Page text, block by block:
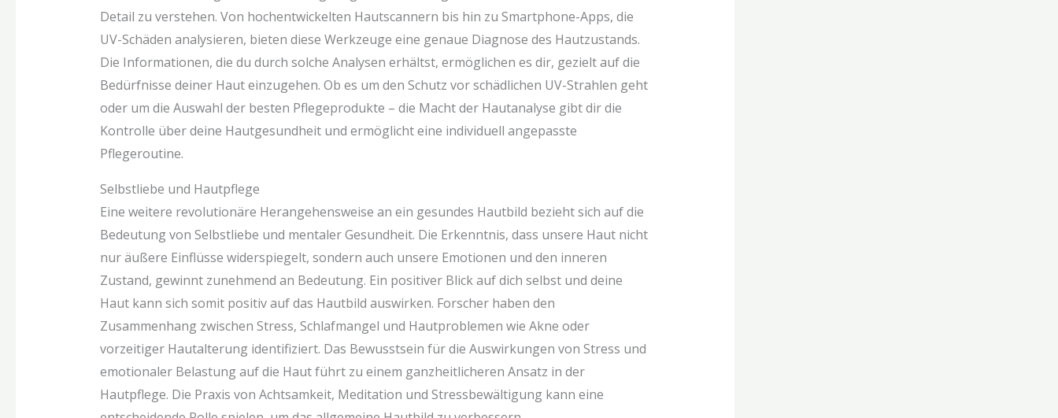
Detail zu verstehen. Von hochentwickelten Hautscannern bis hin zu Smartphone-Apps, die
UV-Schäden analysieren, bieten diese Werkzeuge eine genaue Diagnose des Hautzustands.
Die Informationen, die du durch solche Analysen erhältst, ermöglichen es dir, gezielt auf die
Bedürfnisse deiner Haut einzugehen. Ob es um den Schutz vor schädlichen UV-Strahlen geht
oder um die Auswahl der besten Pflegeprodukte – die Macht der Hautanalyse gibt dir die
Kontrolle über deine Hautgesundheit und ermöglicht eine individuell angepasste
Pflegeroutine.
Selbstliebe und Hautpflege
Eine weitere revolutionäre Herangehensweise an ein gesundes Hautbild bezieht sich auf die
Bedeutung von Selbstliebe und mentaler Gesundheit. Die Erkenntnis, dass unsere Haut nicht
nur äußere Einflüsse widerspiegelt, sondern auch unsere Emotionen und den inneren
Zustand, gewinnt zunehmend an Bedeutung. Ein positiver Blick auf dich selbst und deine
Haut kann sich somit positiv auf das Hautbild auswirken. Forscher haben den
Zusammenhang zwischen Stress, Schlafmangel und Hautproblemen wie Akne oder
vorzeitiger Hautalterung identifiziert. Das Bewusstsein für die Auswirkungen von Stress und
emotionaler Belastung auf die Haut führt zu einem ganzheitlicheren Ansatz in der
Hautpflege. Die Praxis von Achtsamkeit, Meditation und Stressbewältigung kann eine